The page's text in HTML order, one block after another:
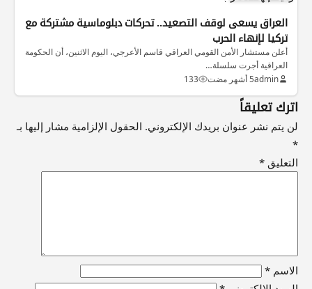
العراق يسعى لوقف التصعيد.. تحركات دبلوماسية مشتركة مع
تركيا لإنهاء الحرب
أعلن مستشار الأمن القومي العراقي قاسم الأعرجي، اليوم الاثنين، أن الحكومة
العراقية أجرت سلسلة…
admin5 أشهر مضت 133
اترك تعليقاً
لن يتم نشر عنوان بريدك الإلكتروني. الحقول الإلزامية مشار إليها بـ
*
التعليق *
الاسم *